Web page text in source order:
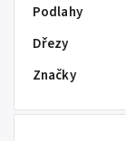
Podlahy
Dřezy
Značky